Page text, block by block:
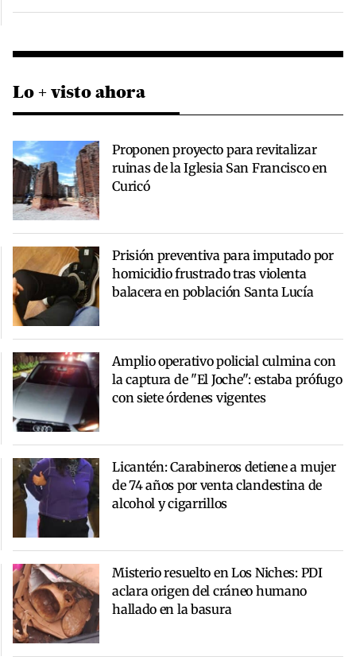
Lo + visto ahora
Proponen proyecto para revitalizar
ruinas de la Iglesia San Francisco en
Curicó
Prisión preventiva para imputado por
homicidio frustrado tras violenta
balacera en población Santa Lucía
Amplio operativo policial culmina con
la captura de "El Joche": estaba prófugo
con siete órdenes vigentes
Licantén: Carabineros detiene a mujer
de 74 años por venta clandestina de
alcohol y cigarrillos
Misterio resuelto en Los Niches: PDI
aclara origen del cráneo humano
hallado en la basura